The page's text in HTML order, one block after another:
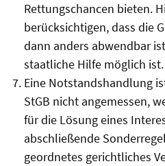
Rettungschancen bieten.
berücksichtigen, dass die
dann anders abwendbar
staatliche Hilfe möglich ist.
Eine Notstandshandlung
StGB nicht angemessen,
für die Lösung eines
abschließende
geordnetes gerichtliches